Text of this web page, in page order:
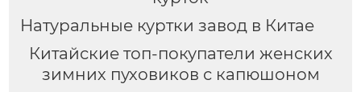
Натуральные куртки завод в Китае
Китайские топ-покупатели женских
зимних пуховиков с капюшоном